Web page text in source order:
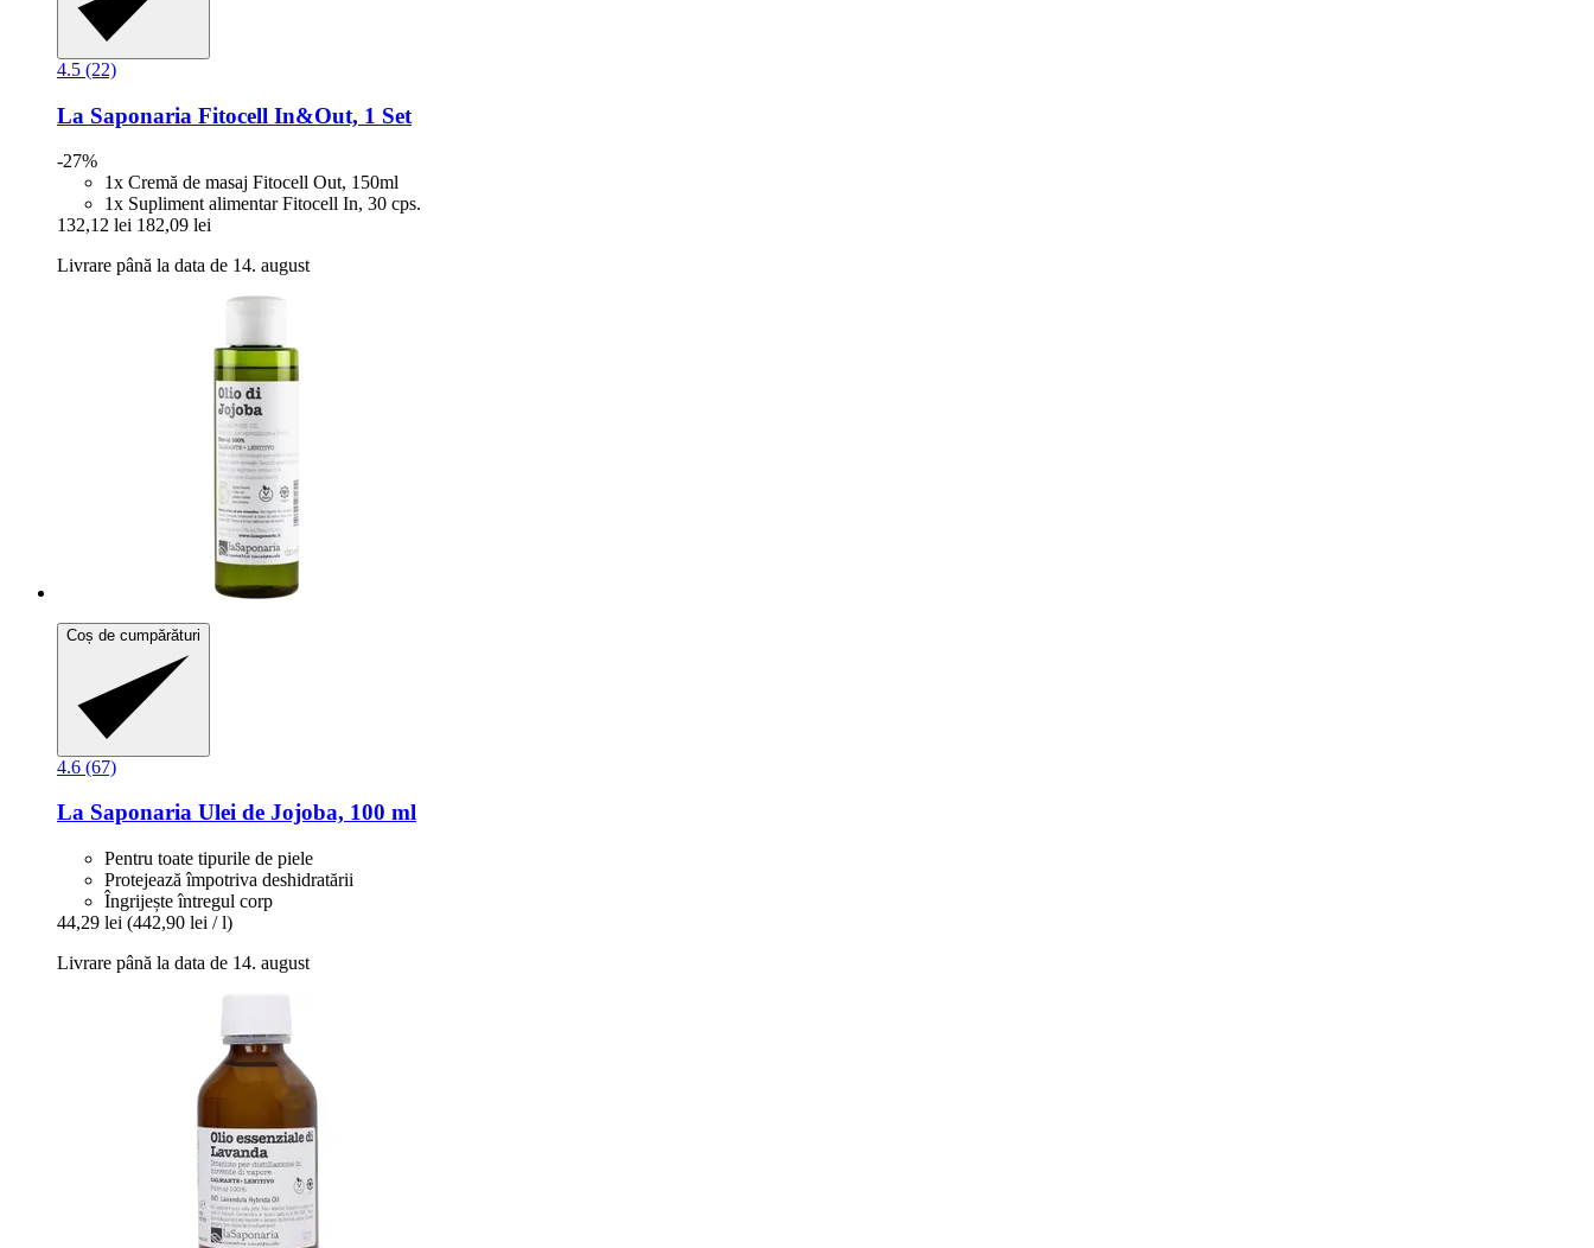
4.5 (22)
La Saponaria Fitocell In&Out, 1 Set
-27%
1x Cremă de masaj Fitocell Out, 150ml
1x Supliment alimentar Fitocell In, 30 cps.
132,12 lei 182,09 lei
Livrare până la data de 14. august
Coș de cumpărături
4.6 (67)
La Saponaria Ulei de Jojoba, 100 ml
Pentru toate tipurile de piele
Protejează împotriva deshidratării
Îngrijește întregul corp
44,29 lei (442,90 lei / l)
Livrare până la data de 14. august